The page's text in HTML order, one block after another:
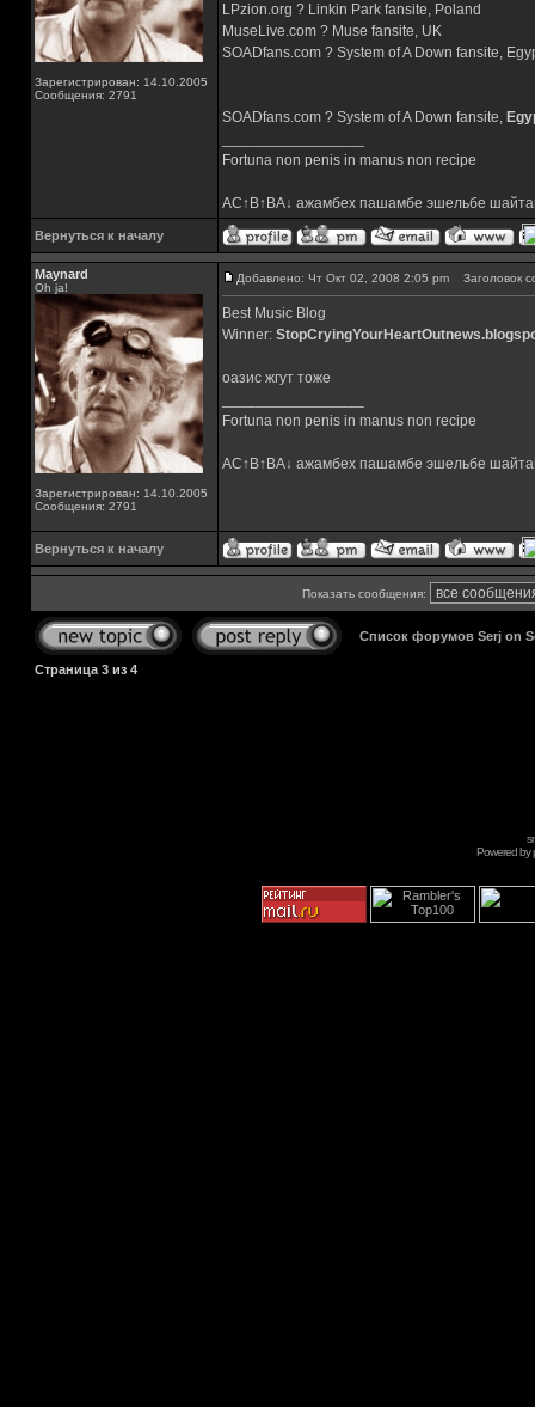
Зарегистрирован: 14.10.2005
Сообщения: 2791
LPzion.org ? Linkin Park fansite, Poland
MuseLive.com ? Muse fansite, UK
SOADfans.com ? System of A Down fansite,
SOADfans.com ? System of A Down fansite,
Fortuna non penis in manus non recipe
AC↑B↑BA↓ ажамбех пашамбе эшельбе
Вернуться к началу
Maynard
Oh ja!
Зарегистрирован: 14.10.2005
Сообщения: 2791
Добавлено: Чт Окт 02, 2008 2:05 pm Заголовок
Best Music Blog
Winner:
оазис жгут тоже
Fortuna non penis in manus non recipe
AC↑B↑BA↓ ажамбех пашамбе эшельбе
Вернуться к началу
Показать сообщения:
Список форумов Serj on
Страница 3 из 4
Powered by